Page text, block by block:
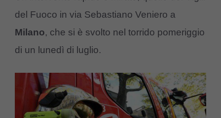
del Fuoco in via Sebastiano Veniero a
Milano, che si è svolto nel torrido pomeriggio
di un lunedì di luglio.